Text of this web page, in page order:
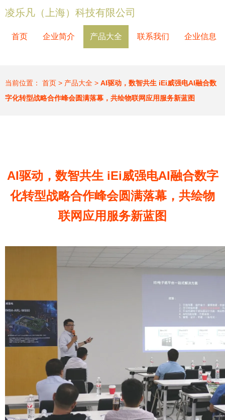
凌乐凡（上海）科技有限公司
首页 企业简介 产品大全 联系我们 企业信息
当前位置： 首页 > 产品大全 > AI驱动，数智共生 iEi威强电AI融合数
字化转型战略合作峰会圆满落幕，共绘物联网应用服务新蓝图
AI驱动，数智共生 iEi威强电AI融合数字
化转型战略合作峰会圆满落幕，共绘物
联网应用服务新蓝图